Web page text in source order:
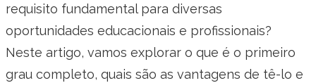
requisito fundamental para diversas
oportunidades educacionais e profissionais?
Neste artigo, vamos explorar o que é o primeiro
grau completo, quais são as vantagens de tê-lo e